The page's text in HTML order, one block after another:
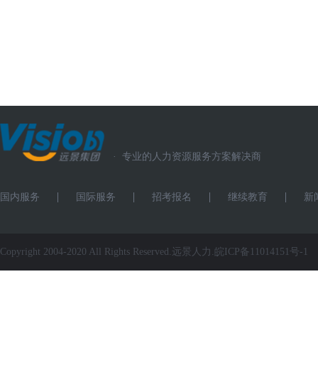
· 专业的人力资源服务方案解决商
国内服务 国际服务 招考报名 继续教育 新
Copyright 2004-2020 All Rights Reserved.远景人力. 皖ICP备11014151号-1